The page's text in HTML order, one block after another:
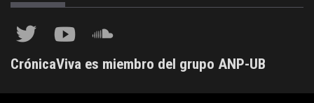
CrónicaViva es miembro del grupo ANP-UB